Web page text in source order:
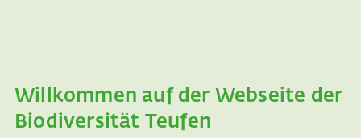
Willkommen auf der Webseite der
Biodiversität Teufen